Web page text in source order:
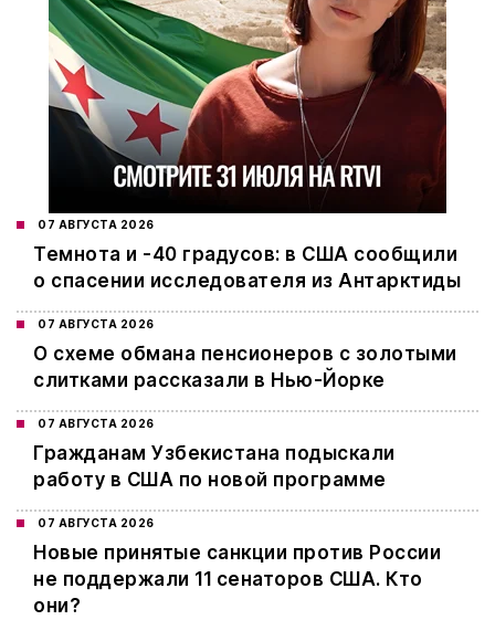
07 АВГУСТА 2026
Темнота и -40 градусов: в США сообщили
о спасении исследователя из Антарктиды
07 АВГУСТА 2026
О схеме обмана пенсионеров с золотыми
слитками рассказали в Нью-Йорке
07 АВГУСТА 2026
Гражданам Узбекистана подыскали
работу в США по новой программе
07 АВГУСТА 2026
Новые принятые санкции против России
не поддержали 11 сенаторов США. Кто
они?